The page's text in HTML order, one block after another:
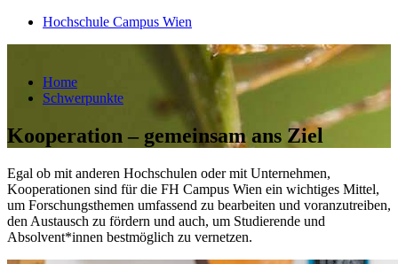
Hochschule Campus Wien
Home
Schwerpunkte
Kooperation – gemeinsam ans Ziel
Egal ob mit anderen Hochschulen oder mit Unternehmen,
Kooperationen sind für die FH Campus Wien ein wichtiges Mittel,
um Forschungsthemen umfassend zu bearbeiten und voranzutreiben,
den Austausch zu fördern und auch, um Studierende und
Absolvent*innen bestmöglich zu vernetzen.